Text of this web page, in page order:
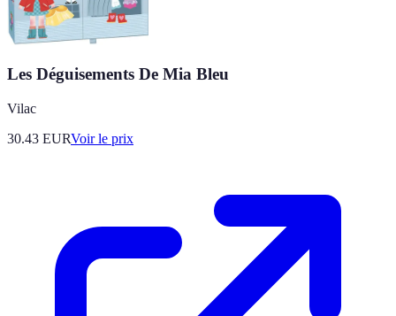
Les Déguisements De Mia Bleu
Vilac
30.43 EURVoir le prix